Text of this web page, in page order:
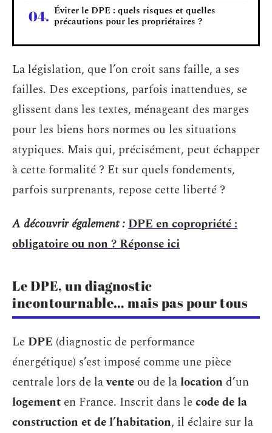
Éviter le DPE : quels risques et quelles
précautions pour les propriétaires ?
La législation, que l’on croit sans faille, a ses
failles. Des exceptions, parfois inattendues, se
glissent dans les textes, ménageant des marges
pour les biens hors normes ou les situations
atypiques. Mais qui, précisément, peut échapper
à cette formalité ? Et sur quels fondements,
parfois surprenants, repose cette liberté ?
A découvrir également :DPE en copropriété :
obligatoire ou non ? Réponse ici
Le DPE, un diagnostic
incontournable… mais pas pour tous
Le DPE (diagnostic de performance
énergétique) s’est imposé comme une pièce
centrale lors de lavente ou de lalocationd’un
logement en France. Inscrit dans lecode de la
construction et de l’habitation, il éclaire sur la